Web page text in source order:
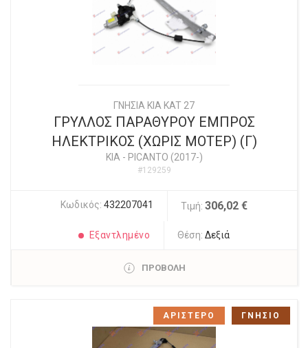
ΓΝΗΣΙΑ KIA KAT 27
ΓΡΥΛΛΟΣ ΠΑΡΑΘΥΡΟΥ ΕΜΠΡΟΣ
ΗΛΕΚΤΡΙΚΟΣ (ΧΩΡΙΣ ΜΟΤΕΡ) (Γ)
KIA - PICANTO (2017-)
#129259
Κωδικός: 432207041 Τιμή: 306,02 €
Εξαντλημένο Θέση:Δεξιά
ΠΡΟΒΟΛΗ
ΑΡΙΣΤΕΡΟ ΓΝΗΣΙΟ